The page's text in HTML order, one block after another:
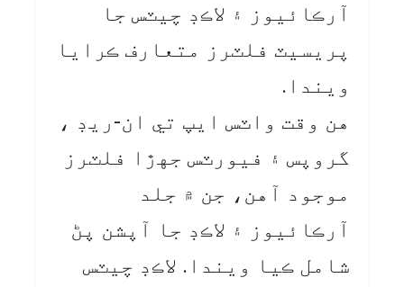
آرڪائيوز ۽ لاڪڊ چيٽس جا
پريسيٽ فلٽرز متعارف ڪرايا
ويندا.
هن وقت واٽس ايپ تي ان-ريڊ ،
گروپس ۽ فيورٽس جهڙا فلٽرز
موجود آهن، جن ۾ جلد
آرڪائيوز ۽ لاڪڊ جا آپشن پڻ
شامل ڪيا ويندا. لاڪڊ چيٽس